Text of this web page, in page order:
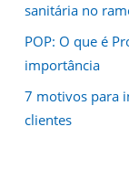
sanitária no
POP: O que é
importância
7 motivos para
clientes